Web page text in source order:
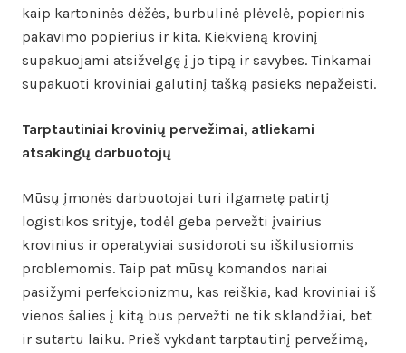
kaip kartoninės dėžės, burbulinė plėvelė, popierinis
pakavimo popierius ir kita. Kiekvieną krovinį
supakuojami atsižvelgę į jo tipą ir savybes. Tinkamai
supakuoti kroviniai galutinį tašką pasieks nepažeisti.
Tarptautiniai krovinių pervežimai, atliekami
atsakingų darbuotojų
Mūsų įmonės darbuotojai turi ilgametę patirtį
logistikos srityje, todėl geba pervežti įvairius
krovinius ir operatyviai susidoroti su iškilusiomis
problemomis. Taip pat mūsų komandos nariai
pasižymi perfekcionizmu, kas reiškia, kad kroviniai iš
vienos šalies į kitą bus pervežti ne tik sklandžiai, bet
ir sutartu laiku. Prieš vykdant tarptautinį pervežimą,